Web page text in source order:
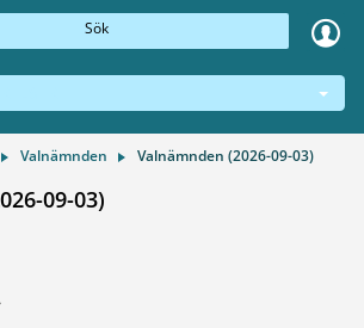
Sök
Valnämnden Valnämnden (2026-09-03)
09-03)